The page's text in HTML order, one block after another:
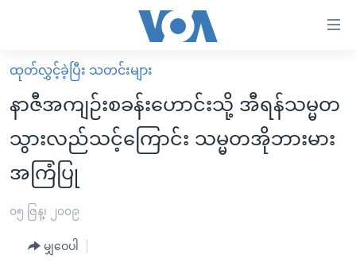
လွယ်ကူ
စေ
Link
များ
ပင်မ
မူလစာမျက်နှာ
မြန်မာ
ကမ္ဘာ့သတင်းများ
နိုင်ငံတကာ
အစ္စရေး-ပါလက်စတိုင်း
ဗွီဒီယို
အင်္ဂလိပ်စာလေ့လာမယ်
ထုတ်လွှင့်ခဲ့ပြီး သတင်းများ
နာဇီအကျဉ်းစခန်းဟောင်းသို့ အီရန်သမ္မတ
သွားလည်သင့်ကြောင်း သမ္မတအိုဘားမား
အကြံပြု
၀၅ ဇြန္၊ ၂၀၀၉
မျှဝေပါ